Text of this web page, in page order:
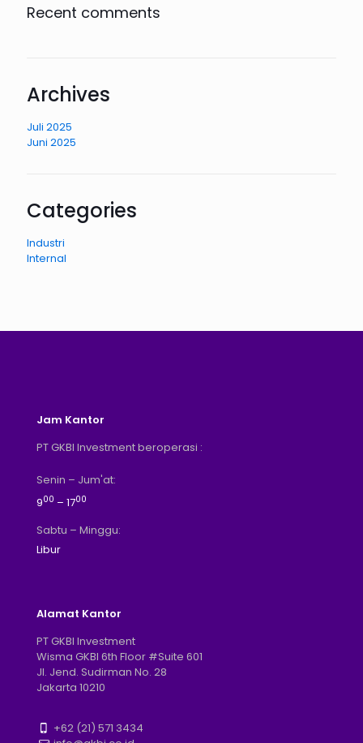
Recent comments
Archives
Juli 2025
Juni 2025
Categories
Industri
Internal
Jam Kantor
PT GKBI Investment beroperasi :
Senin – Jum'at:
900 – 1700
Sabtu – Minggu:
Libur
Alamat Kantor
PT GKBI Investment
Wisma GKBI 6th Floor #Suite 601
Jl. Jend. Sudirman No. 28
Jakarta 10210
+62 (21) 571 3434